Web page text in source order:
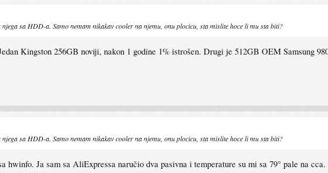
sa HDD-a. Samo nemam nikakav cooler na njemu, onu plocicu, sta mislite hoce li mu sta biti?
Kingston 256GB noviji, nakon 1 godine 1% istrošen. Drugi je 512GB OEM Samsung
sa HDD-a. Samo nemam nikakav cooler na njemu, onu plocicu, sta mislite hoce li mu sta biti?
hwinfo. Ja sam sa AliExpressa naručio dva pasivna i temperature su mi sa 79° pale na cca.